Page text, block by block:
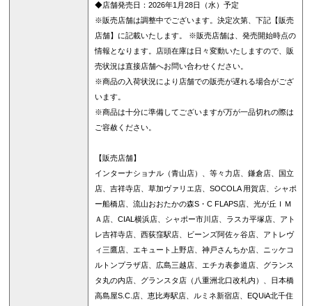
◆店舗発売日：2026年1月28日（水）予定
※販売店舗は調整中でございます。決定次第、下記【販売
店舗】に記載いたします。 ※販売店舗は、発売開始時点の
情報となります。店頭在庫は日々変動いたしますので、販
売状況は直接店舗へお問い合わせください。
※商品の入荷状況により店舗での販売が遅れる場合がござ
います。
※商品は十分に準備してございますが万が一品切れの際は
ご容赦ください。
【販売店舗】
インターナショナル（青山店）、等々力店、鎌倉店、国立
店、吉祥寺店、草加ヴァリエ店、SOCOLA 用賀店、シャポ
ー船橋店、流山おおたかの森S・C FLAPS店、光が丘ＩＭ
Ａ店、CIAL横浜店、シャポー市川店、ラスカ平塚店、アト
レ吉祥寺店、西荻窪駅店、ビーンズ阿佐ヶ谷店、アトレヴ
ィ三鷹店、エキュート上野店、神戸さんちか店、ニッケコ
ルトンプラザ店、広島三越店、エチカ表参道店、グランス
タ丸の内店、グランスタ店（八重洲北口改札内）、日本橋
高島屋S.C.店、恵比寿駅店、ルミネ新宿店、EQUiA北千住